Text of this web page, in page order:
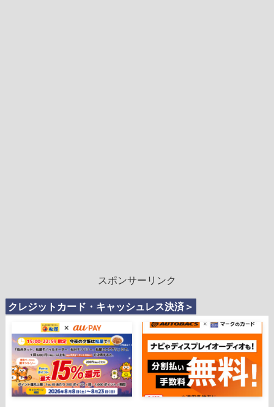
スポンサーリンク
クレジットカード・キャッシュレス決済＞